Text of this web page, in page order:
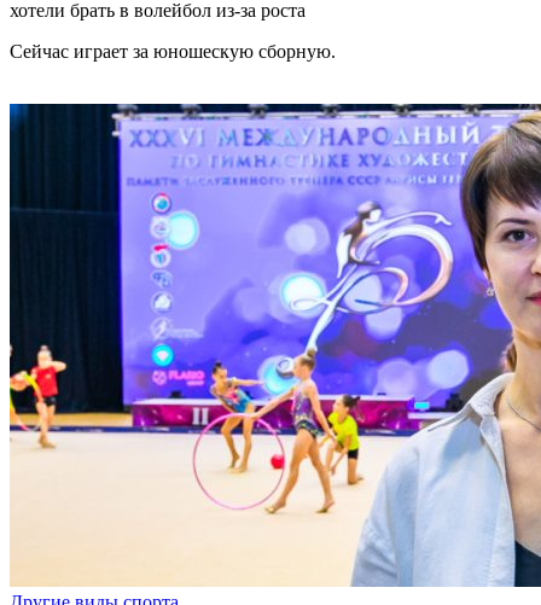
хотели брать в волейбол из-за роста
Сейчас играет за юношескую сборную.